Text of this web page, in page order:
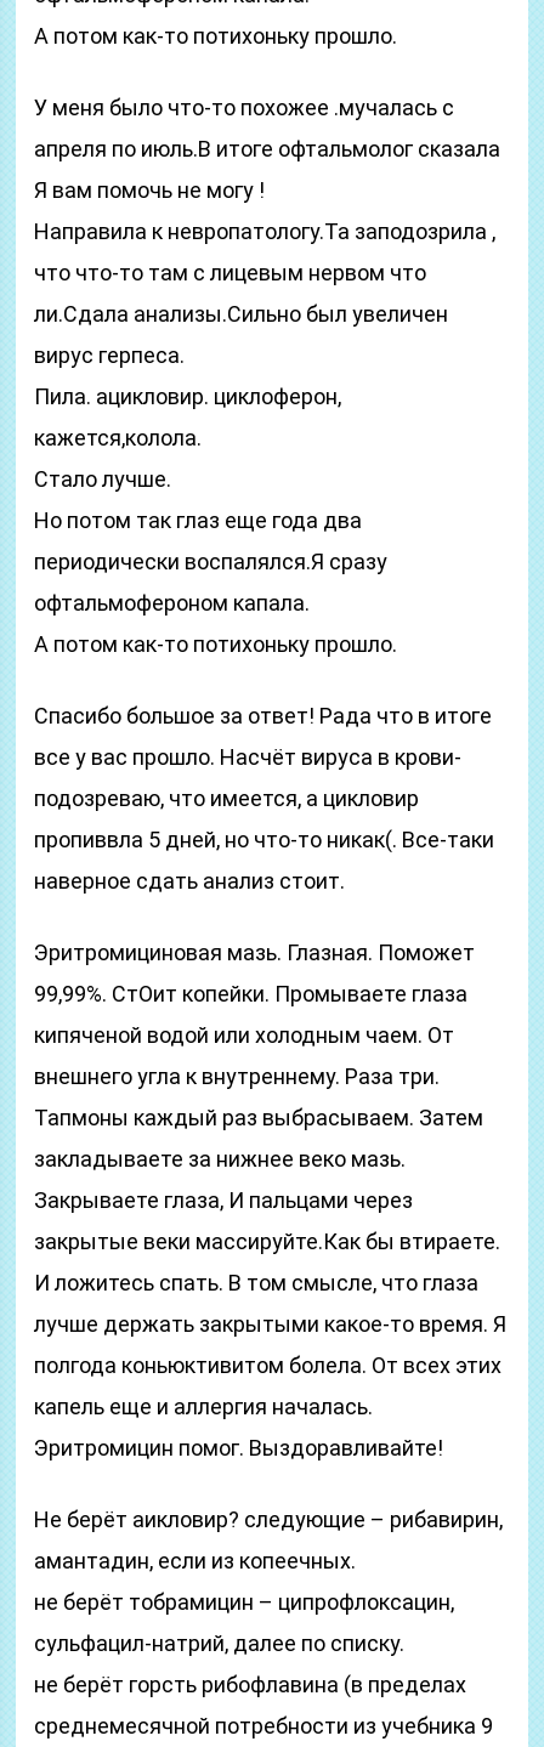
А потом как-то потихоньку прошло.
У меня было что-то похожее .мучалась с
апреля по июль.В итоге офтальмолог сказала
Я вам помочь не могу !
Направила к невропатологу.Та заподозрила ,
что что-то там с лицевым нервом что
ли.Сдала анализы.Сильно был увеличен
вирус герпеса.
Пила. ацикловир. циклоферон,
кажется,колола.
Стало лучше.
Но потом так глаз еще года два
периодически воспалялся.Я сразу
офтальмофероном капала.
А потом как-то потихоньку прошло.
Спасибо большое за ответ! Рада что в итоге
все у вас прошло. Насчёт вируса в крови-
подозреваю, что имеется, а цикловир
пропиввла 5 дней, но что-то никак(. Все-таки
наверное сдать анализ стоит.
Эритромициновая мазь. Глазная. Поможет
99,99%. СтОит копейки. Промываете глаза
кипяченой водой или холодным чаем. От
внешнего угла к внутреннему. Раза три.
Тапмоны каждый раз выбрасываем. Затем
закладываете за нижнее веко мазь.
Закрываете глаза, И пальцами через
закрытые веки массируйте.Как бы втираете.
И ложитесь спать. В том смысле, что глаза
лучше держать закрытыми какое-то время. Я
полгода коньюктивитом болела. От всех этих
капель еще и аллергия началась.
Эритромицин помог. Выздоравливайте!
Не берёт аикловир? следующие – рибавирин,
амантадин, если из копеечных.
не берёт тобрамицин – ципрофлоксацин,
сульфацил-натрий, далее по списку.
не берёт горсть рибофлавина (в пределах
среднемесячной потребности из учебника 9